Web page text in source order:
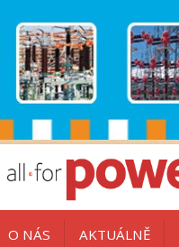
O NÁS AKTUÁLNĚ